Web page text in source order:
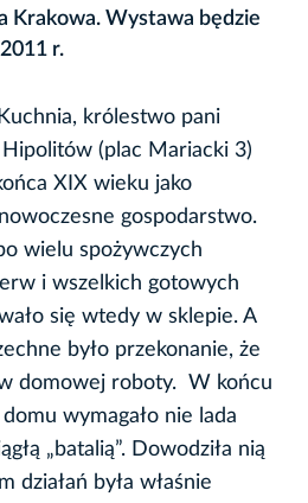
Krakowa. Wystawa będzie
r.
królestwo pani
(plac Mariacki 3)
XIX wieku jako
gospodarstwo.
wielu spożywczych
i wszelkich gotowych
się wtedy w sklepie. A
było przekonanie, że
domowej roboty. W końcu
wymagało nie lada
„batalią”. Dowodziła nią
działań była właśnie